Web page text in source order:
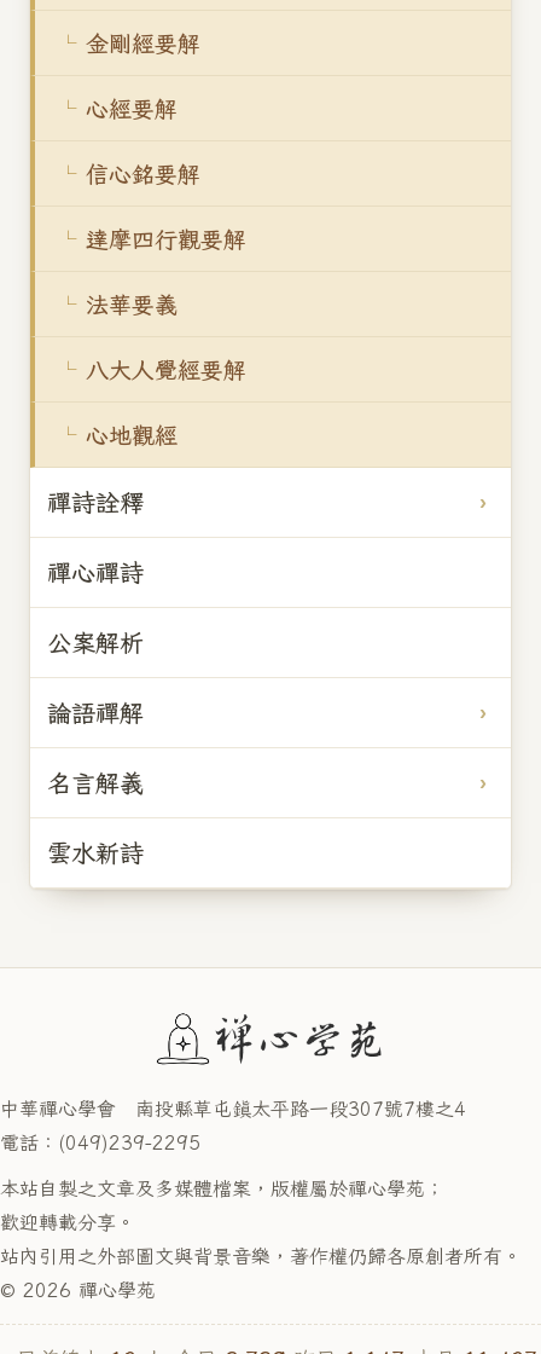
金剛經要解
心經要解
信心銘要解
達摩四行觀要解
法華要義
八大人覺經要解
心地觀經
禪詩詮釋
禪心禪詩
公案解析
論語禪解
名言解義
雲水新詩
中華禪心學會 南投縣草屯鎮太平路一段307號7樓之4
電話：(049)239-2295
本站自製之文章及多媒體檔案，版權屬於禪心學苑；
歡迎轉載分享。
站內引用之外部圖文與背景音樂，著作權仍歸各原創者所有。
© 2026 禪心學苑